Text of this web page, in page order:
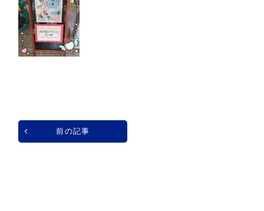
前の記事